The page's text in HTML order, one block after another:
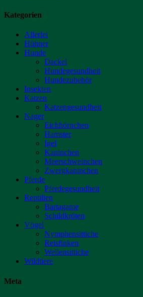
Kategorien
Allerlei
Hühner
Hunde
Dackel
Hundegesundheit
Hundezubehör
Insekten
Katzen
Katzengesundheit
Nager
Eichhörnchen
Hamster
Igel
Kaninchen
Meerschweinchen
Zwergkaninchen
Pferde
Pferdegesundheit
Reptilien
Bartagame
Schildkröten
Vögel
Nymphensittiche
Reisfinken
Wellensittiche
Wildtiere
Meta